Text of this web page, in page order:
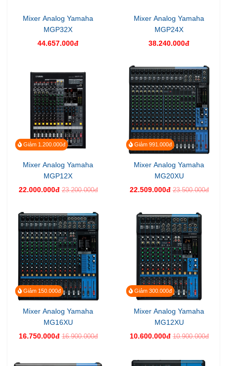
Mixer Analog Yamaha
MGP32X
44.657.000đ
Mixer Analog Yamaha
MGP24X
38.240.000đ
Giảm 1.200.000đ
Mixer Analog Yamaha
MGP12X
22.000.000đ 23.200.000đ
Giảm 991.000đ
Mixer Analog Yamaha
MG20XU
22.509.000đ 23.500.000đ
Giảm 150.000đ
Mixer Analog Yamaha
MG16XU
16.750.000đ 16.900.000đ
Giảm 300.000đ
Mixer Analog Yamaha
MG12XU
10.600.000đ 10.900.000đ